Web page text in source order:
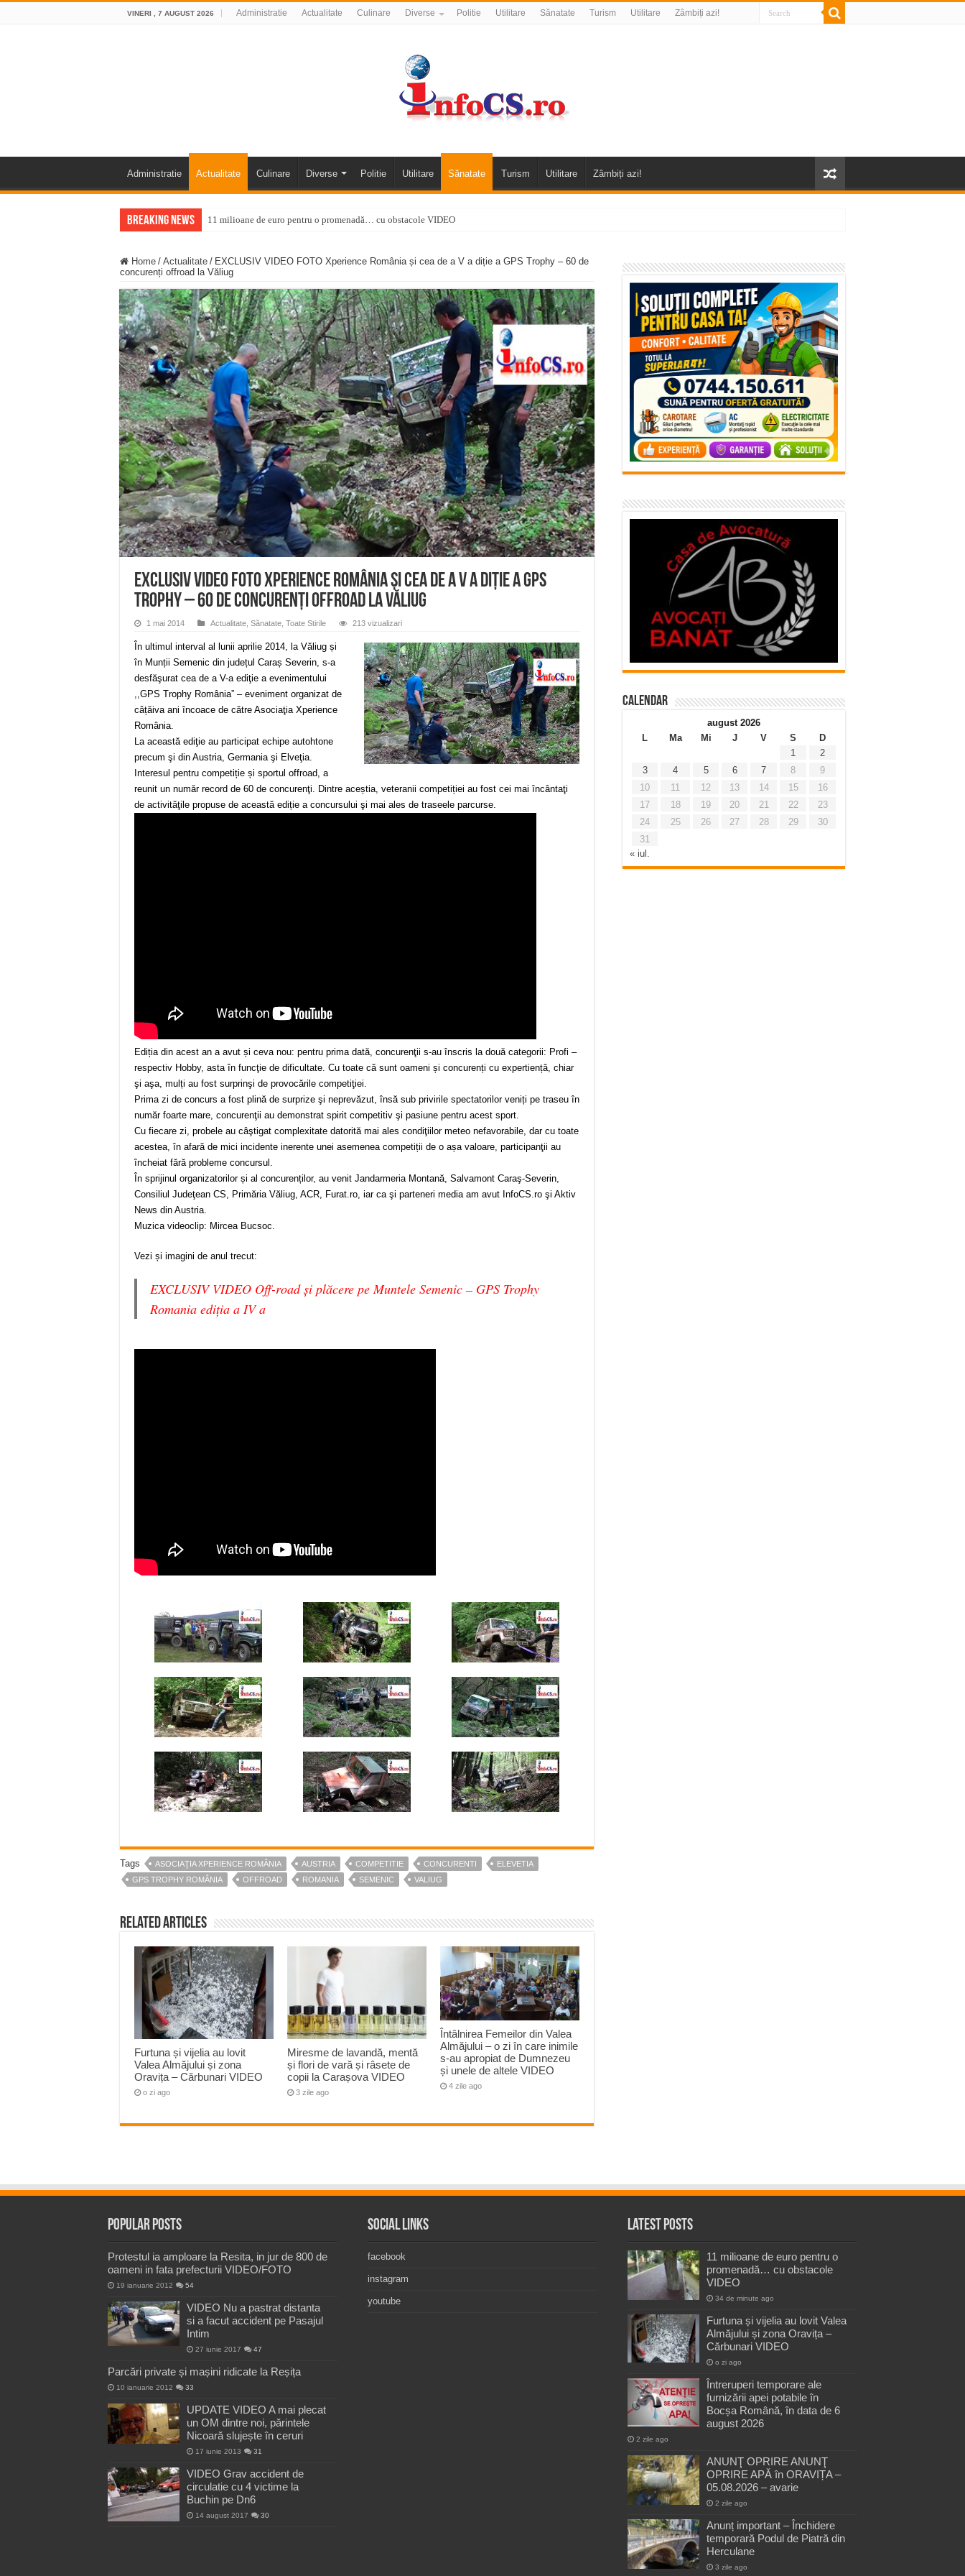
VINERI , 7 AUGUST 2026 Administratie Actualitate Culinare Diverse Politie Utilitare Sănatate Turism Utilitare Zâmbiți azi!
Administratie Actualitate Culinare Diverse Politie Utilitare Sănatate Turism Utilitare Zâmbiți azi!
Breaking News 11 milioane de euro pentru o promenadă… cu obstacole VIDEO
Întreruperi temporare ale furnizării apei potabile în Bocșa Română, în data de 6 august 2026
ANUNŢ OPRIRE ANUNŢ OPRIRE APĂ în ORAVIȚA – 05.08.2026 – avarie
Anunț important – Închidere temporară Podul de Piatră din Herculane
Ștrandul Termal Ring din Oravița – locul unde natura a ascuns un izvor de sănătate VIDEO
Miresme de lavandă, mentă și flori de vară și râsete de copii la Carașova VIDEO
ANUNȚ OPRIRE APĂ în Reșița – avarie – 04.08.2026 – str. Văliugului și Plastomet
ANUNŢ OPRIRE APĂ în CARANSEBEȘ – 04.08.2026 – avarie – Calea Severinului
ANUNŢ OPRIRE APĂ în CARANSEBEȘ avarie
Home / Actualitate / EXCLUSIV VIDEO FOTO Xperience România și cea de a V a diție a GPS Trophy – 60 de
concurenți offroad la Văliug
EXCLUSIV VIDEO FOTO Xperience România și cea de a V a diție a GPS
Trophy – 60 de concurenți offroad la Văliug
1 mai 2014 Actualitate Sănatate Toate Stirile 213 vizualizari
În ultimul interval al lunii aprilie 2014, la Văliug și
în Munții Semenic din județul Caraș Severin, s-a
desfăşurat cea de a V-a ediţie a evenimentului
,,GPS Trophy România” – eveniment organizat de
câțăiva ani încoace de către Asociaţia Xperience
România.
La această ediţie au participat echipe autohtone
precum şi din Austria, Germania şi Elveţia.
Interesul pentru competiție și sportul offroad, a
reunit un număr record de 60 de concurenţi. Dintre aceștia, veteranii competiției au fost cei mai încântaţi
de activităţile propuse de această ediție a concursului şi mai ales de traseele parcurse.
Ediția din acest an a avut și ceva nou: pentru prima dată, concurenţii s-au înscris la două categorii: Profi –
respectiv Hobby, asta în funcţie de dificultate. Cu toate că sunt oameni și concurenți cu expertiență, chiar
şi aşa, mulți au fost surprinşi de provocările competiţiei.
Prima zi de concurs a fost plină de surprize şi neprevăzut, însă sub privirile spectatorilor veniți pe traseu în
număr foarte mare, concurenţii au demonstrat spirit competitiv şi pasiune pentru acest sport.
Cu fiecare zi, probele au câştigat complexitate datorită mai ales condiţiilor meteo nefavorabile, dar cu toate
acestea, în afară de mici incidente inerente unei asemenea competiții de o așa valoare, participanţii au
încheiat fără probleme concursul.
În sprijinul organizatorilor și al concurenților, au venit Jandarmeria Montană, Salvamont Caraş-Severin,
Consiliul Judeţean CS, Primăria Văliug, ACR, Furat.ro, iar ca şi parteneri media am avut InfoCS.ro şi Aktiv
News din Austria.
Muzica videoclip: Mircea Bucsoc.
Vezi și imagini de anul trecut:
EXCLUSIV VIDEO Off-road și plăcere pe Muntele Semenic – GPS Trophy
Romania ediția a IV a
Tags ASOCIAŢIA XPERIENCE ROMÂNIA AUSTRIA COMPETITIE CONCURENTI
ELEVETIA
GPS TROPHY ROMÂNIA
OFFROAD ROMANIA SEMENIC VALIUG
Related Articles
Furtuna și vijelia au lovit
Valea Almăjului și zona
Oravița – Cărbunari VIDEO
o zi ago
Miresme de lavandă, mentă
și flori de vară și râsete de
copii la Carașova VIDEO
3 zile ago
Întâlnirea Femeilor din Valea
Almăjului – o zi în care inimile
s-au apropiat de Dumnezeu
și unele de altele VIDEO
4 zile ago
Calendar
august 2026
L
Ma Mi J V S
D
1
2
3
4 5 6 7 8
9
10
11 12 13 14 15
16
17
18 19 20 21 22
23
24
25 26 27 28 29
30
31
« iul.
Popular Posts
Protestul ia amploare la Resita, in jur de 800 de
oameni in fata prefecturii VIDEO/FOTO
19 ianuarie 2012 54
VIDEO Nu a pastrat distanta
si a facut accident pe Pasajul
Intim
27 iunie 2017 47
Parcări private și mașini ridicate la Reșița
10 ianuarie 2012 33
UPDATE VIDEO A mai plecat
un OM dintre noi, părintele
Nicoară slujește în ceruri
17 iunie 2013 31
VIDEO Grav accident de
circulatie cu 4 victime la
Buchin pe Dn6
14 august 2017 30
Social Links
facebook
instagram
youtube
Latest Posts
11 milioane de euro pentru o
promenadă… cu obstacole
VIDEO
34 de minute ago
Furtuna și vijelia au lovit Valea
Almăjului și zona Oravița –
Cărbunari VIDEO
o zi ago
Întreruperi temporare ale
furnizării apei potabile în
Bocșa Română, în data de 6
august 2026
2 zile ago
ANUNŢ OPRIRE ANUNŢ
OPRIRE APĂ în ORAVIȚA –
05.08.2026 – avarie
2 zile ago
Anunț important – Închidere
temporară Podul de Piatră din
Herculane
3 zile ago